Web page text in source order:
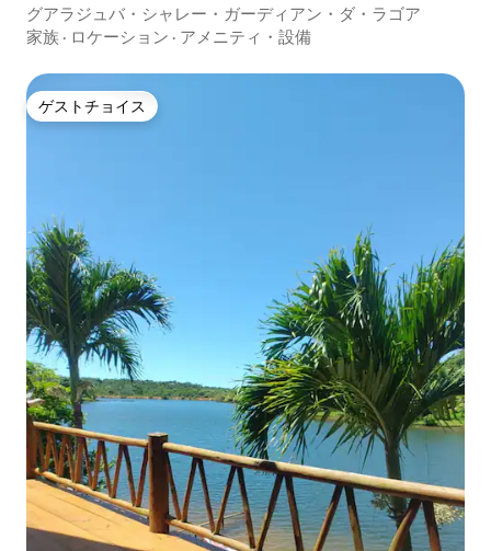
グアラジュバ・シャレー・ガーディアン・ダ・ラゴア
家族 · ロケーション · アメニティ・設備
ゲストチョイス
ゲストチョイス